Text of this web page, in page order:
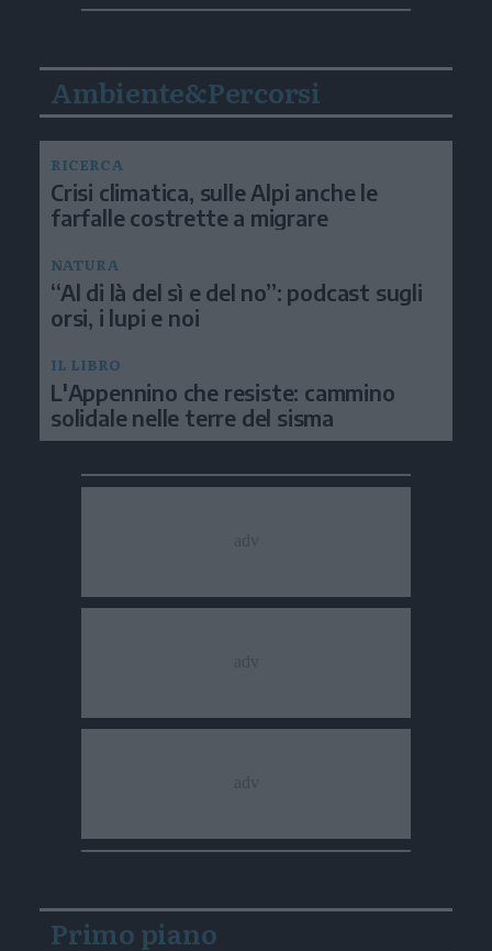
Ambiente&Percorsi
RICERCA
Crisi climatica, sulle Alpi anche le
farfalle costrette a migrare
NATURA
“Al di là del sì e del no”: podcast sugli
orsi, i lupi e noi
IL LIBRO
L'Appennino che resiste: cammino
solidale nelle terre del sisma
Primo piano